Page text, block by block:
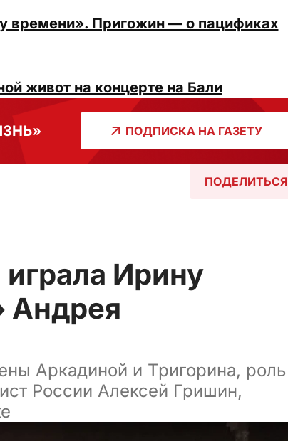
времени». Пригожин — о пацификах
живот на концерте на Бали
ПОДПИСКА НА ГАЗЕТУ
ПОДЕЛИТЬСЯ
Ирину
Андрея
Аркадиной и Тригорина, роль
России Алексей Гришин,